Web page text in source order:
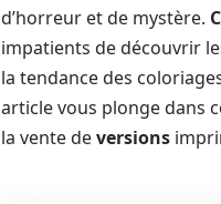
d’horreur et de mystère.
impatients de découvrir
la tendance des
article vous plonge dans
la vente deversions